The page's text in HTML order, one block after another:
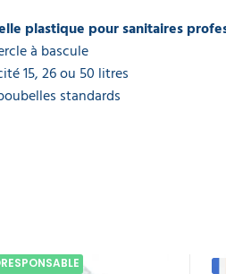
plastique pour sanitaires
à bascule
15, 26 ou 50 litres
standards